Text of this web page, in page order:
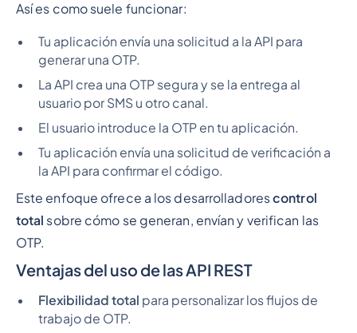
Así es como suele funcionar:
Tu aplicación envía una solicitud a la API para
generar una OTP.
La API crea una OTP segura y se la entrega al
usuario por SMS u otro canal.
El usuario introduce la OTP en tu aplicación.
Tu aplicación envía una solicitud de verificación a
la API para confirmar el código.
Este enfoque ofrece a los desarrolladorescontrol
total sobre cómo se generan, envían y verifican las
OTP.
Ventajas del uso de las API REST
Flexibilidad total para personalizar los flujos de
trabajo de OTP.